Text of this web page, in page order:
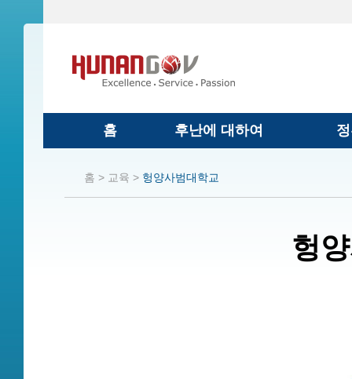
홈 후난에 대하여
홈 > 교육 > 헝양사범대학교
헝